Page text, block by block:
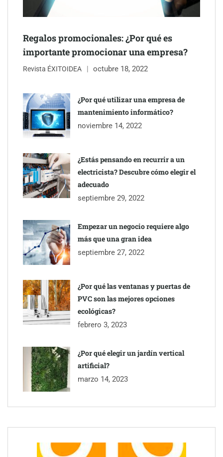
mano de Tormo Franquicias
Regalos promocionales: ¿Por qué es
importante promocionar una empresa?
Revista ÉXITOIDEA octubre 18, 2022
¿Por qué utilizar una empresa de
mantenimiento informático?
noviembre 14, 2022
¿Estás pensando en recurrir a un
electricista? Descubre cómo elegir el
adecuado
septiembre 29, 2022
Empezar un negocio requiere algo
más que una gran idea
septiembre 27, 2022
¿Por qué las ventanas y puertas de
PVC son las mejores opciones
ecológicas?
febrero 3, 2023
¿Por qué elegir un jardín vertical
artificial?
marzo 14, 2023